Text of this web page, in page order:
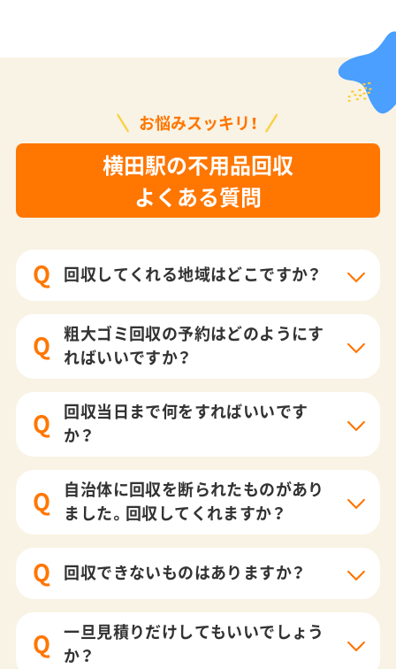
お悩みスッキリ！
横田駅の不用品回収
よくある質問
Q 回収してくれる地域はどこですか？
Q
粗大ゴミ回収の予約はどのようにす
ればいいですか？
Q
回収当日まで何をすればいいです
か？
Q
自治体に回収を断られたものがあり
ました。回収してくれますか？
Q 回収できないものはありますか？
Q
一旦見積りだけしてもいいでしょう
か？